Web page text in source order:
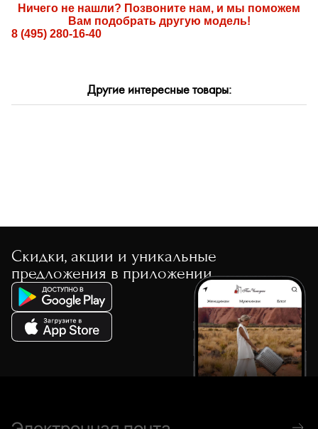
Сначала новинки
Сначала популярные
По размеру скидки
Ничего не нашли? Позвоните нам, и мы поможем
Вам подобрать другую модель!
8 (495) 280-16-40
Другие интересные товары:
Скидки, акции и уникальные
предложения в приложении